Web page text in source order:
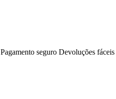
Pagamento seguro Devoluções fáceis